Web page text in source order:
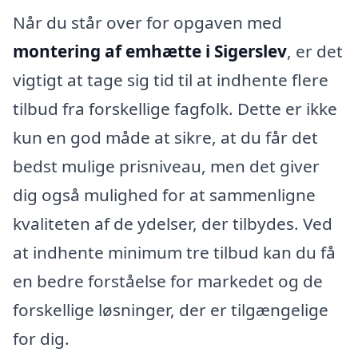
Når du står over for opgaven med
montering af emhætte i Sigerslev, er det
vigtigt at tage sig tid til at indhente flere
tilbud fra forskellige fagfolk. Dette er ikke
kun en god måde at sikre, at du får det
bedst mulige prisniveau, men det giver
dig også mulighed for at sammenligne
kvaliteten af de ydelser, der tilbydes. Ved
at indhente minimum tre tilbud kan du få
en bedre forståelse for markedet og de
forskellige løsninger, der er tilgængelige
for dig.